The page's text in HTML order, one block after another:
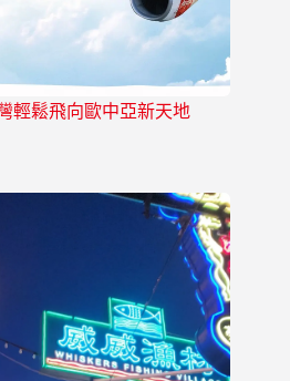
輕鬆飛向歐中亞新天地